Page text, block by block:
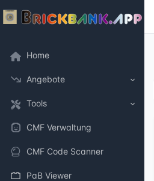
Home
Angebote
Tools
CMF Verwaltung
CMF Code Scanner
PaB Viewer